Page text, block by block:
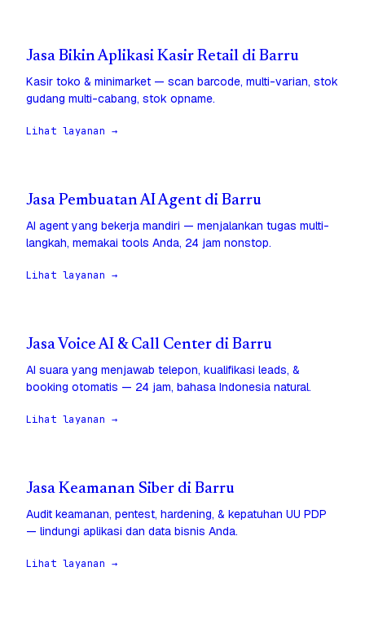
Jasa Bikin Aplikasi Kasir Retail di Barru
Kasir toko & minimarket — scan barcode, multi-varian, stok
gudang multi-cabang, stok opname.
Lihat layanan →
Jasa Pembuatan AI Agent di Barru
AI agent yang bekerja mandiri — menjalankan tugas multi-
langkah, memakai tools Anda, 24 jam nonstop.
Lihat layanan →
Jasa Voice AI & Call Center di Barru
AI suara yang menjawab telepon, kualifikasi leads, &
booking otomatis — 24 jam, bahasa Indonesia natural.
Lihat layanan →
Jasa Keamanan Siber di Barru
Audit keamanan, pentest, hardening, & kepatuhan UU PDP
— lindungi aplikasi dan data bisnis Anda.
Lihat layanan →